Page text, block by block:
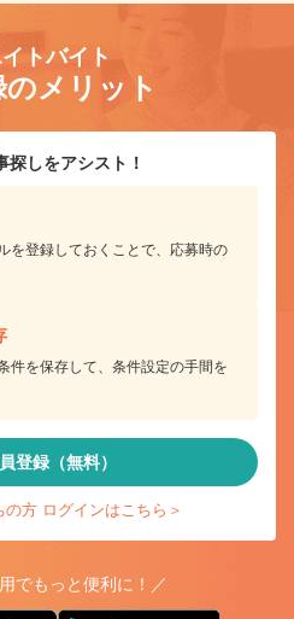
トバイト
メリット
しをアシスト！
を登録しておくことで、応募時の
件を保存して、条件設定の手間を
登録（無料）
方 ログインはこちら＞
でもっと便利に！／